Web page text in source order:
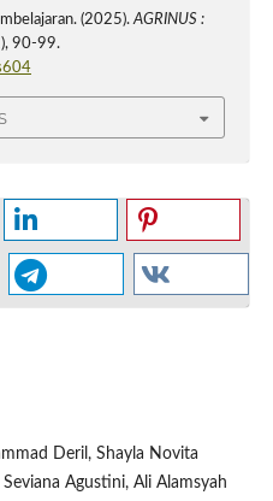
(2025).AGRINUS :
90-99.
Deril, Shayla Novita
Agustini, Ali Alamsyah